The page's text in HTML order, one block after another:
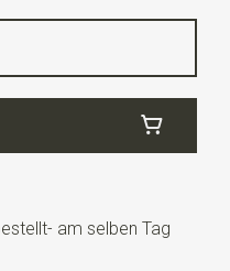
am selben Tag